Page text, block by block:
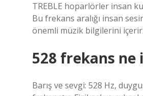
TREBLE hoparlörler insan
Bu frekans aralığı insan
önemli müzik bilgilerini içerir.
528 frekans ne
Barış ve sevgi: 528 Hz,